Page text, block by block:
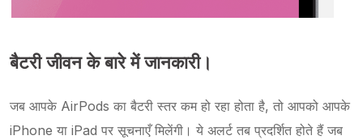
बैटरी जीवन के बारे में जानकारी।
जब आपके AirPods का बैटरी स्तर कम हो रहा होता है, तो आपको आपके
iPhone या iPad पर सूचनाएँ मिलेंगी। ये अलर्ट तब प्रदर्शित होते हैं जब